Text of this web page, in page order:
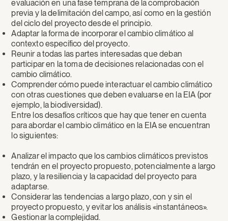
evaluación en una fase temprana de la comprobación
previa y la delimitación del campo, así como en la gestión
del ciclo del proyecto desde el principio.
Adaptar la forma de incorporar el cambio climático al
contexto específico del proyecto.
Reunir a todas las partes interesadas que deban
participar en la toma de decisiones relacionadas con el
cambio climático.
Comprender cómo puede interactuar el cambio climático
con otras cuestiones que deben evaluarse en la EIA (por
ejemplo, la biodiversidad).
Entre los desafíos críticos que hay que tener en cuenta
para abordar el cambio climático en la EIA se encuentran
lo siguientes:
Analizar el impacto que los cambios climáticos previstos
tendrán en el proyecto propuesto, potencialmente a largo
plazo, y la resiliencia y la capacidad del proyecto para
adaptarse.
Considerar las tendencias a largo plazo, con y sin el
proyecto propuesto, y evitar los análisis «instantáneos».
Gestionar la complejidad.